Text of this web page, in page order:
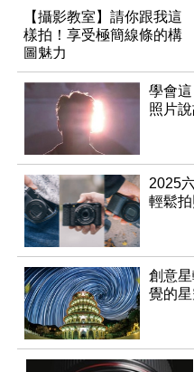
【攝影教室】請你跟我這
樣拍！享受極簡線條的構
圖魅力
學會
照片
2025
輕鬆
創意
覺的